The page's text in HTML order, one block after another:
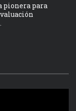
pionera para